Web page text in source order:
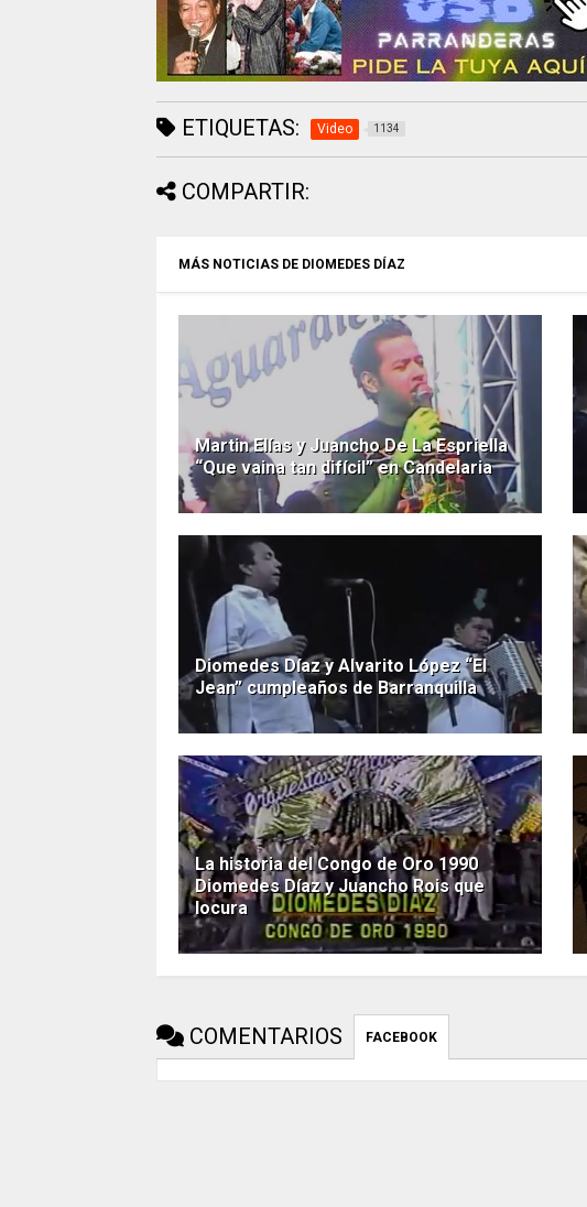
ETIQUETAS: Video 1134
COMPARTIR:
MÁS NOTICIAS DE DIOMEDES DÍAZ
Martin Elías y Juancho De La Espriella
“Que vaina tan difícil” en Candelaria
Diomedes Díaz y Alvarito López “El
Jean” cumpleaños de Barranquilla
La historia del Congo de Oro 1990
Diomedes Díaz y Juancho Rois que
locura
COMENTARIOS FACEBOOK